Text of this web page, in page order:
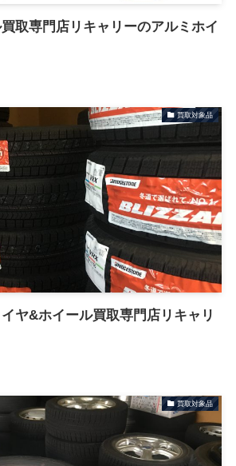
取専門店リキャリーのアルミホイ
買取対象品
ヤ&ホイール買取専門店リキャリ
買取対象品